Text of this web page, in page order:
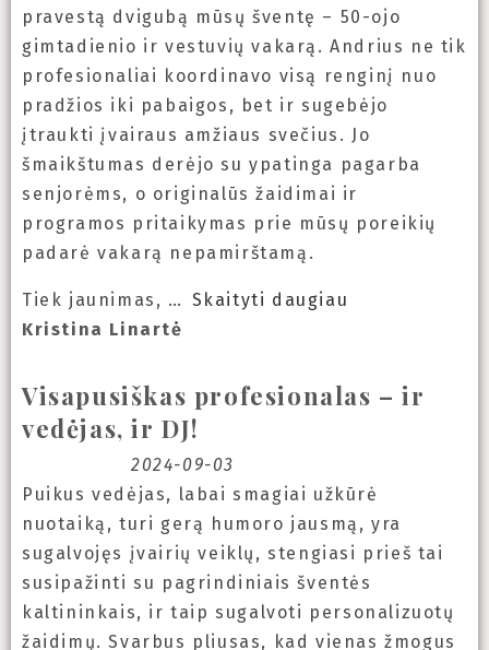
pravestą dvigubą mūsų šventę – 50-ojo
gimtadienio ir vestuvių vakarą. Andrius ne tik
profesionaliai koordinavo visą renginį nuo
pradžios iki pabaigos, bet ir sugebėjo
įtraukti įvairaus amžiaus svečius. Jo
šmaikštumas derėjo su ypatinga pagarba
senjorėms, o originalūs žaidimai ir
programos pritaikymas prie mūsų poreikių
padarė vakarą nepamirštamą.
Tiek jaunimas,
Skaityti daugiau
Kristina Linartė
Visapusiškas profesionalas – ir
vedėjas, ir DJ!
2024-09-03
Puikus vedėjas, labai smagiai užkūrė
nuotaiką, turi gerą humoro jausmą, yra
sugalvojęs įvairių veiklų, stengiasi prieš tai
susipažinti su pagrindiniais šventės
kaltininkais, ir taip sugalvoti personalizuotų
žaidimų. Svarbus pliusas, kad vienas žmogus